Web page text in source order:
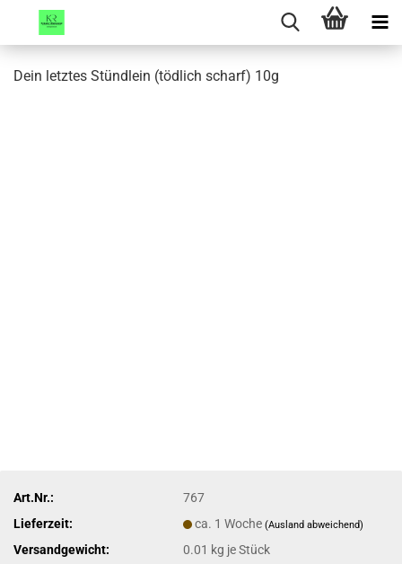
Dein letztes Stündlein (tödlich scharf) 10g
Art.Nr.:
767
Lieferzeit:
ca. 1 Woche(Ausland abweichend)
Versandgewicht: 0.01 kg je Stück